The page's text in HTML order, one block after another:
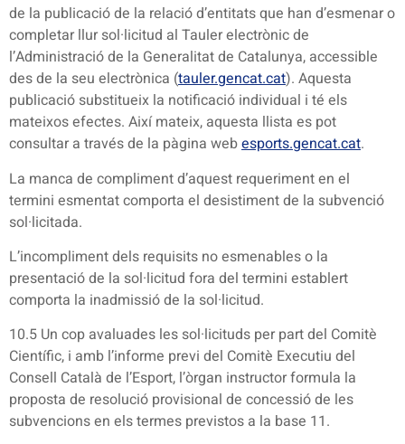
de la publicació de la relació d’entitats que han d’esmenar o
completar llur sol·licitud al Tauler electrònic de
l’Administració de la Generalitat de Catalunya, accessible
des de la seu electrònica (tauler.gencat.cat). Aquesta
publicació substitueix la notificació individual i té els
mateixos efectes. Així mateix, aquesta llista es pot
consultar a través de la pàgina webesports.gencat.cat.
La manca de compliment d’aquest requeriment en el
termini esmentat comporta el desistiment de la subvenció
sol·licitada.
L’incompliment dels requisits no esmenables o la
presentació de la sol·licitud fora del termini establert
comporta la inadmissió de la sol·licitud.
10.5 Un cop avaluades les sol·licituds per part del Comitè
Científic, i amb l’informe previ del Comitè Executiu del
Consell Català de l’Esport, l’òrgan instructor formula la
proposta de resolució provisional de concessió de les
subvencions en els termes previstos a la base 11.